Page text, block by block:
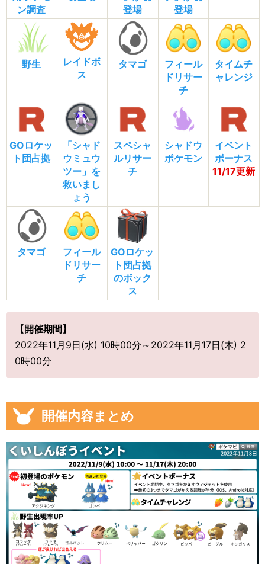
ン調査
登場
登場
野生
レイドボ
ス
タマゴ
フィール
ドリサー
チ
タイムチ
ャレンジ
GOロケッ
ト団占拠
「シャド
ウミュウ
ツー」を
救いまし
ょう
スペシャ
ルリサー
チ
シャドウ
ポケモン
イベント
ボーナス
11/17更新
タマゴ
フィール
ドリサー
チ
GOロケッ
ト団占拠
のボック
ス
【開催期間】
2022年11月9日(水) 10時00分～2022年11月17日(木) 2
0時00分
開催内容まとめ